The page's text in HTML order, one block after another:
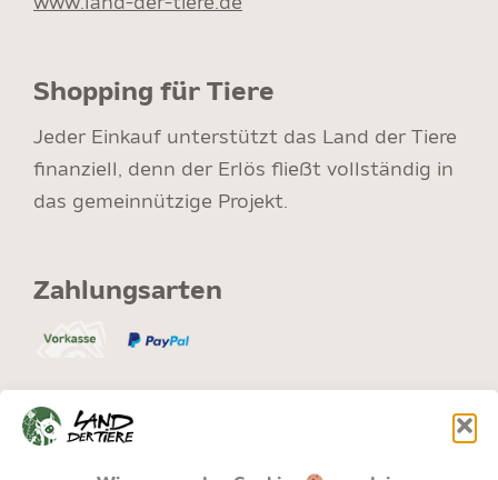
Shopping für Tiere
Jeder Einkauf unterstützt das Land der Tiere
finanziell, denn der Erlös fließt vollständig in
das gemeinnützige Projekt.
Zahlungsarten
Versand